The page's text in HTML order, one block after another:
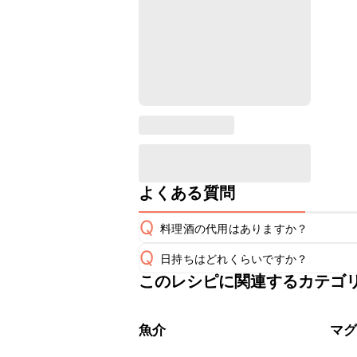
よくある質問
Q 料理酒の代用はありますか？
A
Q 日持ちはどれくらいですか？
こちらのレシピは出来たてをお召し
※日持ちは目安です。
このレシピに関連するカテゴ
魚介 マ